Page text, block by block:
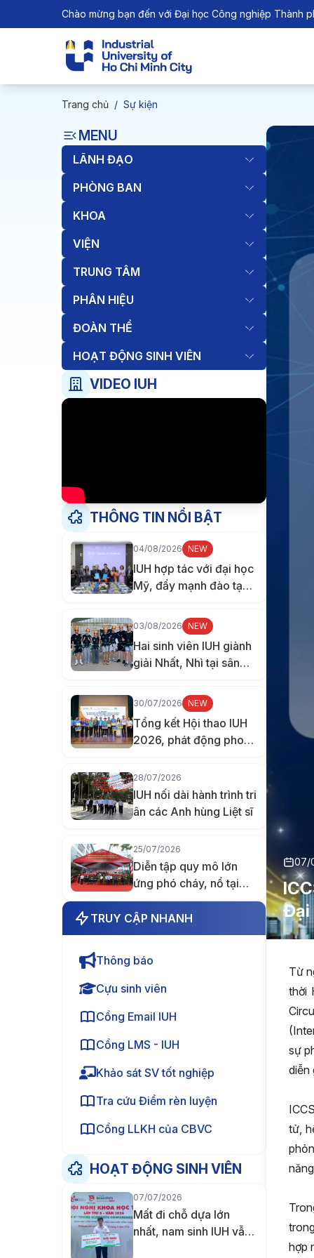
Chào mừng bạn đến với Đại học Công nghiệp Thành
Trang chủ / Sự kiện
MENU
LÃNH ĐẠO
PHÒNG BAN
KHOA
VIỆN
TRUNG TÂM
PHÂN HIỆU
ĐOÀN THỂ
HOẠT ĐỘNG SINH VIÊN
VIDEO IUH
THÔNG TIN NỔI BẬT
04/08/2026 NEW
IUH hợp tác với đại học
Mỹ, đẩy mạnh đào tạo
khỏe
03/08/2026 NEW
Hai sinh viên IUH giành
giải Nhất, Nhì tại sân
tế ở Đài Loan
30/07/2026 NEW
Tổng kết Hội thao IUH
2026, phát động phong
70 năm thành lập
trường
28/07/2026
IUH nối dài hành trình tri
ân các Anh hùng Liệt sĩ
25/07/2026
Diễn tập quy mô lớn
ứng phó cháy, nổ tại
Trường Đại học Công
nghiệp TP.HCM
TRUY CẬP NHANH
Thông báo
Cựu sinh viên
Cổng Email IUH
Cổng LMS - IUH
Khảo sát SV tốt nghiệp
Tra cứu Điểm rèn luyện
Cổng LLKH của CBVC
HOẠT ĐỘNG SINH VIÊN
07/07/2026
Mất đi chỗ dựa lớn
nhất, nam sinh IUH vẫn
07/
Đại
Từ
thời
sự
diễn
tử,
hợp